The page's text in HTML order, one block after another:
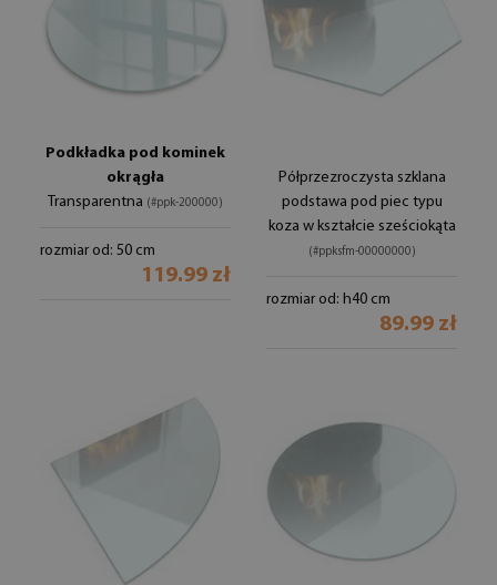
Podkładka pod kominek
okrągła
Transparentna (#ppk-200000)
rozmiar od: 50 cm
119.99 zł
Półprzezroczysta szklana
podstawa pod piec typu
koza w kształcie sześciokąta
(#ppksfm-00000000)
rozmiar od: h40 cm
89.99 zł